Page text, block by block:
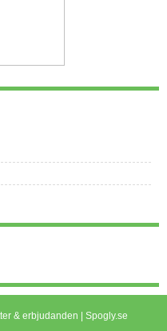
& erbjudanden | Spogly.se